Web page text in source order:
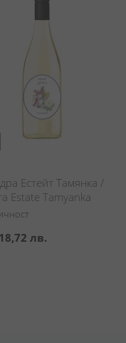
Естейт Тамянка /
Estate Tamyanka
18,72 лв.